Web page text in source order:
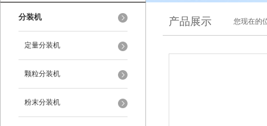
分装机
定量分装机
颗粒分装机
粉末分装机
产品展示 您现在的